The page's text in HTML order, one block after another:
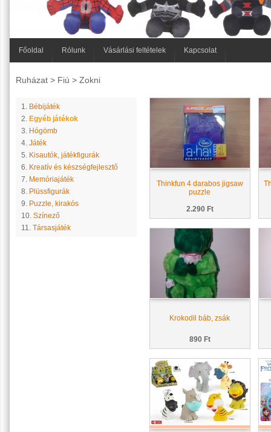
Főoldal Rólunk Vásárlási feltételek Kapcsolat
Ruházat> Fiú > Zokni
1. Bébijáték
2. Egyéb játékok
3. Hógömb
4. Játék
5. Kisautók, játékfigurák
6. Kreatív és készségfejlesztő
7. Memóriajáték
8. Plüssfigurák
9. Puzzle, kirakós
10. Színező
11. Társasjáték
Thinkfun 4 darabos jigsaw
puzzle
2.290 Ft
Krokodil báb, zsák
890 Ft